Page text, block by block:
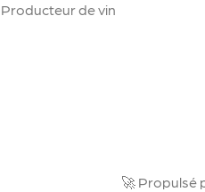
Producteur de vin
🚀 Propulsé